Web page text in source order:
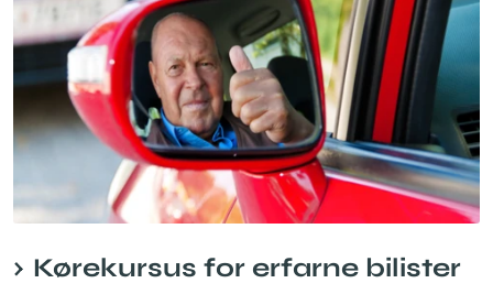
Kørekursus for erfarne bilister